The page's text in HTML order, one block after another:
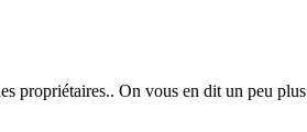
propriétaires.. On vous en dit un peu